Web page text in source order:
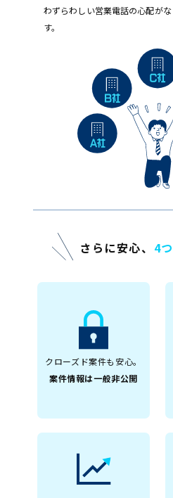
わずらわしい営業電話の心配が
す。
さらに安心、 4つ
クローズド案件も安心。
案件情報は一般非公開